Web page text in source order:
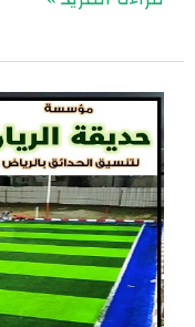
عشب
صناعي
ملاعب
في
الرياض
|
0560048269